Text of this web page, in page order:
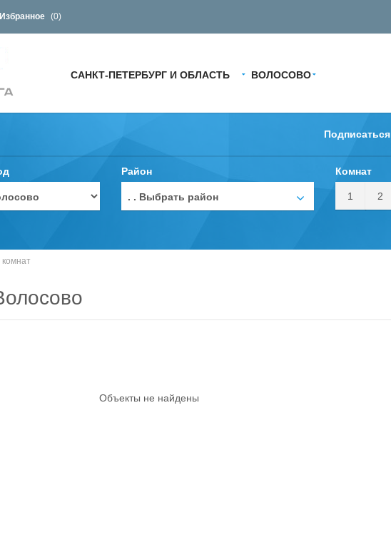
Избранное (0)
САНКТ-ПЕТЕРБУРГ И ОБЛАСТЬ ВОЛОСОВО
Подписаться
Район
. . Выбрать район
Комнат
1 2
Объекты не найдены